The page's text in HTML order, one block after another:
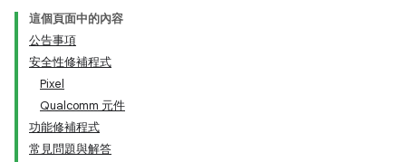
這個頁面中的內容
公告事項
安全性修補程式
Pixel
Qualcomm 元件
功能修補程式
常見問題與解答